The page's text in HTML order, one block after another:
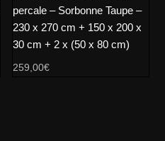
percale – Sorbonne Taupe –
230 x 270 cm + 150 x 200 x
30 cm + 2 x (50 x 80 cm)
259,00€